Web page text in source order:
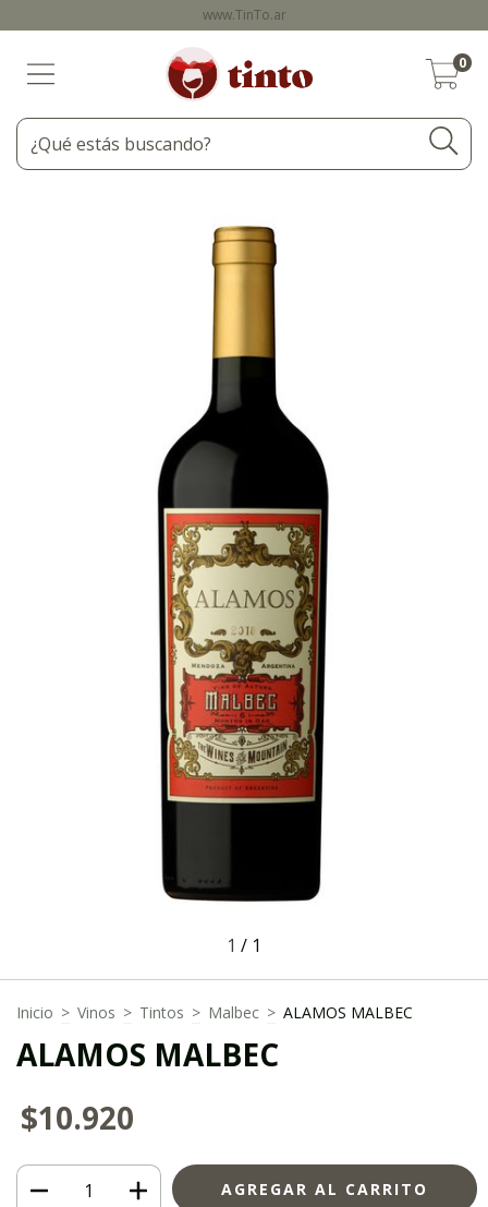
www.TinTo.ar
0
1 / 1
Inicio > Vinos > Tintos > Malbec > ALAMOS MALBEC
ALAMOS MALBEC
$10.920